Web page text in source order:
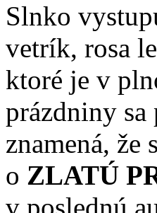
Slnko
vetrík, rosa
ktoré je v
prázdniny
znamená,
o ZLATÚ